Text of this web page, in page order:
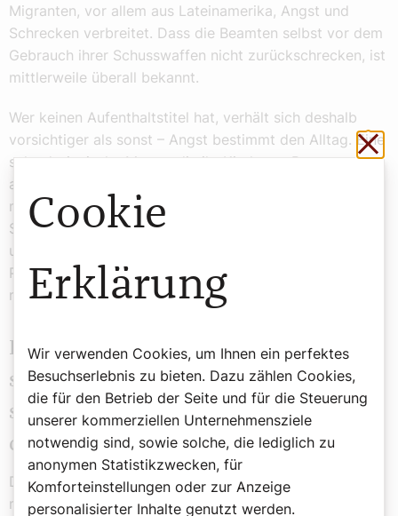
Migranten, vor allem aus Lateinamerika, Angst und
Schrecken verbreitet. Dass die Beamten selbst vor dem
Gebrauch ihrer Schusswaffen nicht zurückschrecken, ist
mittlerweile überall bekannt.
Wer keinen Aufenthaltstitel hat, verhält sich deshalb
vorsichtiger als sonst – Angst bestimmt den Alltag. Eine
salvadorianische Mutter, die ihr Kind vom Pastor
adoptieren ließ, arbeitet nach eigenen Angaben nicht
mehr. Sie vermeidet es gar, in die Nähe der Schule ihres
Sohnes zu kommen. Denn auch in Betrieben, Schulen
und Kindergärten finden derzeit Razzien statt. Laut
Pastor Rivas trauen sich etliche betroffene Familien
nicht einmal, an religiösen Aktivitäten teilzunehmen.
Die Situation vieler Migrantenkinder
sei „traurig, bedauerlich und
schmerzhaft“, mitunter auch „sehr
chaotisch“
Die Situation sei „traurig, bedauerlich und schmerzhaft“,
mitunter auch „sehr chaotisch“, sagt er. Um die Kinder
Cookie
Erklärung
Wir verwenden Cookies, um Ihnen ein perfektes
Besuchserlebnis zu bieten. Dazu zählen Cookies,
die für den Betrieb der Seite und für die Steuerung
unserer kommerziellen Unternehmensziele
notwendig sind, sowie solche, die lediglich zu
anonymen Statistikzwecken, für
Komforteinstellungen oder zur Anzeige
personalisierter Inhalte genutzt werden.